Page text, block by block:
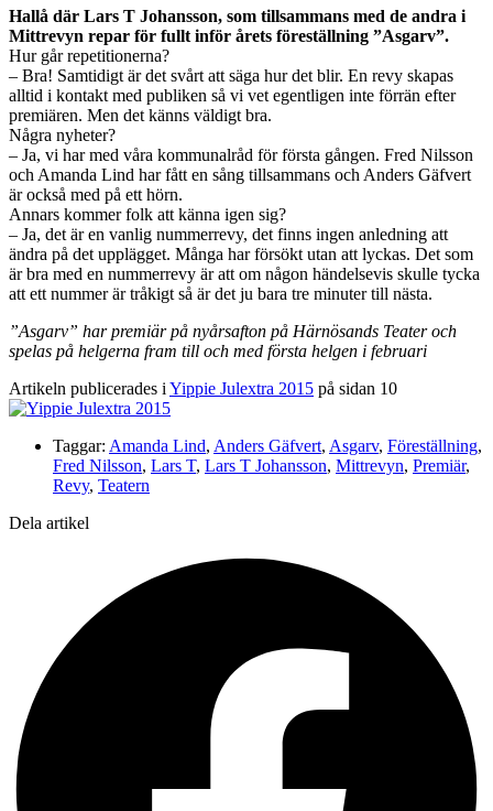
Hallå där Lars T Johansson, som tillsammans med de andra i
Mittrevyn repar för fullt inför årets föreställning ”Asgarv”.
Hur går repetitionerna?
– Bra! Samtidigt är det svårt att säga hur det blir. En revy skapas
alltid i kontakt med publiken så vi vet egentligen inte förrän efter
premiären. Men det känns väldigt bra.
Några nyheter?
– Ja, vi har med våra kommunalråd för första gången. Fred Nilsson
och Amanda Lind har fått en sång tillsammans och Anders Gäfvert
är också med på ett hörn.
Annars kommer folk att känna igen sig?
– Ja, det är en vanlig nummerrevy, det finns ingen anledning att
ändra på det upplägget. Många har försökt utan att lyckas. Det som
är bra med en nummerrevy är att om någon händelsevis skulle tycka
att ett nummer är tråkigt så är det ju bara tre minuter till nästa.
”Asgarv” har premiär på nyårsafton på Härnösands Teater och
spelas på helgerna fram till och med första helgen i februari
Artikeln publicerades i Yippie Julextra 2015 på sidan 10
Taggar: Amanda Lind, Anders Gäfvert, Asgarv, Föreställning,
Fred Nilsson, Lars T, Lars T Johansson, Mittrevyn, Premiär,
Revy, Teatern
Dela artikel